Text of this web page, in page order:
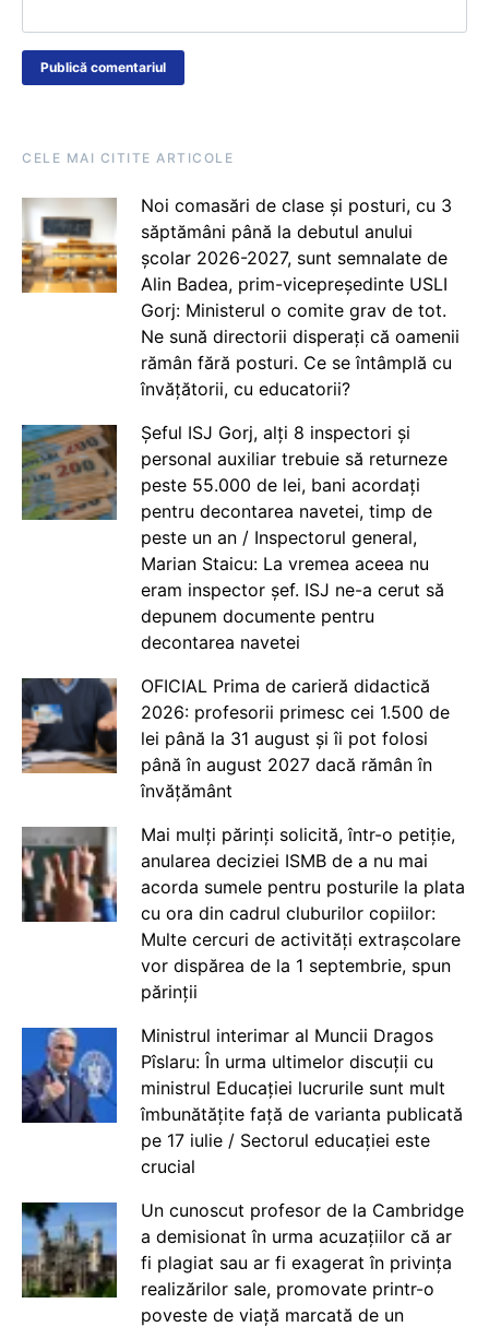
CELE MAI CITITE ARTICOLE
Noi comasări de clase și posturi, cu 3
săptămâni până la debutul anului
școlar 2026-2027, sunt semnalate de
Alin Badea, prim-vicepreședinte USLI
Gorj: Ministerul o comite grav de tot.
Ne sună directorii disperați că oamenii
rămân fără posturi. Ce se întâmplă cu
învățătorii, cu educatorii?
Șeful ISJ Gorj, alți 8 inspectori și
personal auxiliar trebuie să returneze
peste 55.000 de lei, bani acordați
pentru decontarea navetei, timp de
peste un an / Inspectorul general,
Marian Staicu: La vremea aceea nu
eram inspector șef. ISJ ne-a cerut să
depunem documente pentru
decontarea navetei
OFICIAL Prima de carieră didactică
2026: profesorii primesc cei 1.500 de
lei până la 31 august și îi pot folosi
până în august 2027 dacă rămân în
învățământ
Mai mulți părinți solicită, într-o petiție,
anularea deciziei ISMB de a nu mai
acorda sumele pentru posturile la plata
cu ora din cadrul cluburilor copiilor:
Multe cercuri de activități extrașcolare
vor dispărea de la 1 septembrie, spun
părinții
Ministrul interimar al Muncii Dragos
Pîslaru: În urma ultimelor discuții cu
ministrul Educației lucrurile sunt mult
îmbunătățite față de varianta publicată
pe 17 iulie / Sectorul educației este
crucial
Un cunoscut profesor de la Cambridge
a demisionat în urma acuzațiilor că ar
fi plagiat sau ar fi exagerat în privința
realizărilor sale, promovate printr-o
poveste de viață marcată de un